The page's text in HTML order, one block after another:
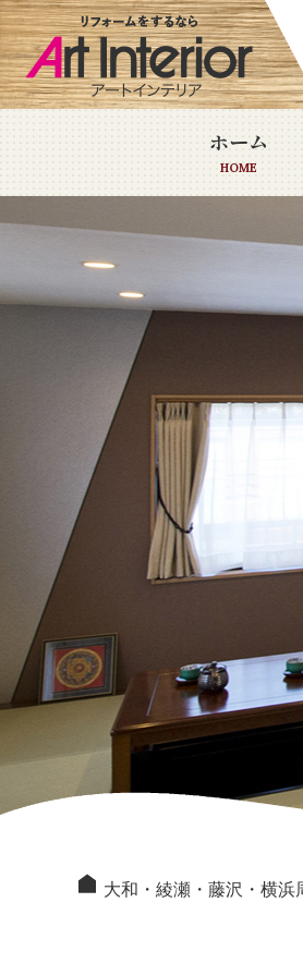
ホーム
HOME
大和・綾瀬・藤沢・横